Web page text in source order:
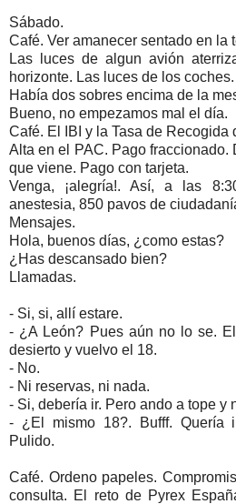
Sábado.
Café. Ver amanecer sentado en la
Las luces de algun avión
horizonte. Las luces de los coches.
Había dos sobres encima de la
Bueno, no empezamos mal el día.
Café. El IBI y la Tasa de Recogida
Alta en el PAC. Pago
que viene. Pago con tarjeta.
Venga, ¡alegría!. Así, a las
anestesia, 850 pavos de
Mensajes.
Hola, buenos días, ¿como estas?
¿Has descansado bien?
Llamadas.
- Si, si, allí estare.
- ¿A León? Pues aún no lo se.
desierto y vuelvo el 18.
- No.
- Ni reservas, ni nada.
- Si, debería ir. Pero ando a tope y
- ¿El mismo 18?. Bufff. Quería
Pulido.
Café. Ordeno papeles.
consulta. El reto de Pyrex